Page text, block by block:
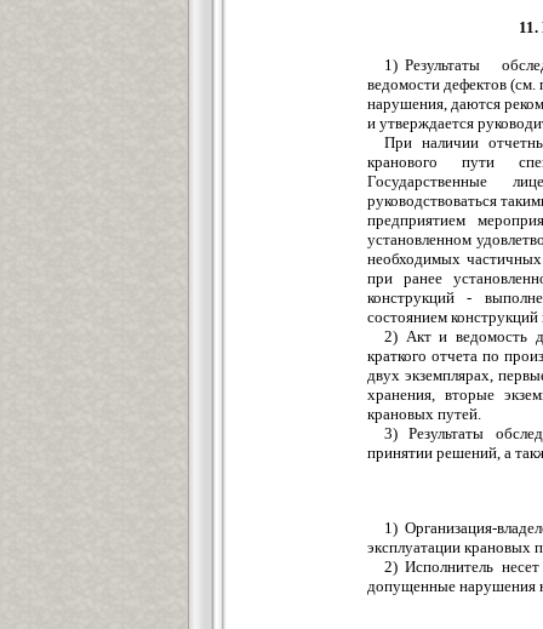
1) Результаты
ведомости дефектов
нарушения, даются
и утверждается
При наличии
кранового пути
Государственные
руководствоваться
предприятием
установленном
необходимых
при ранее
конструкций -
состоянием конструкций
2) Акт и ведомость
краткого отчета по
двух экземплярах,
хранения, вторые
крановых путей.
3) Результаты
принятии решений, а
1) Организация-
эксплуатации крановых
2) Исполнитель
допущенные нарушения